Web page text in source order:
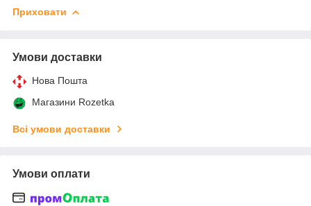
Приховати
Умови доставки
Нова Пошта
Магазини Rozetka
Всі умови доставки
Умови оплати